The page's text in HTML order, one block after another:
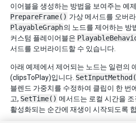
이어블을 생성하는 방법을 보여주는 예
PrepareFrame() 가상 메서드를 오버
PlayableGraph의 노드를 제어하는 방
커스텀 플레이어블은
서드를 오버라이드할 수 있습니다.
아래 예제에서 제어되는 노드는 일련의
(clipsToPlay)입니다.
블렌드 가중치를 수정하여 클립이 한 번
고, SetTime() 메서드는 로컬 시간을
활성화되는 순간에 재생이 시작되도록